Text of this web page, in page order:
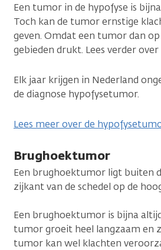
Een tumor in de hypofyse is
Toch kan de tumor ernstige
geven. Omdat een tumor dan
gebieden drukt. Lees verder
Elk jaar krijgen in Nederland
de diagnose hypofysetumor.
Lees meer over de
Brughoektumor
Een brughoektumor ligt buiten
zijkant van de schedel op de
Een brughoektumor is bijna
tumor groeit heel langzaam en
tumor kan wel klachten